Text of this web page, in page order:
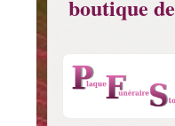
boutique